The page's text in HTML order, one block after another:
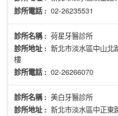
診所電話 : 02-26235531
診所名稱 : 荷星牙醫診所
診所地址 : 新北市淡水區中山北
樓
診所電話 : 02-26266070
診所名稱 : 美白牙醫診所
診所地址 : 新北市淡水區中正東